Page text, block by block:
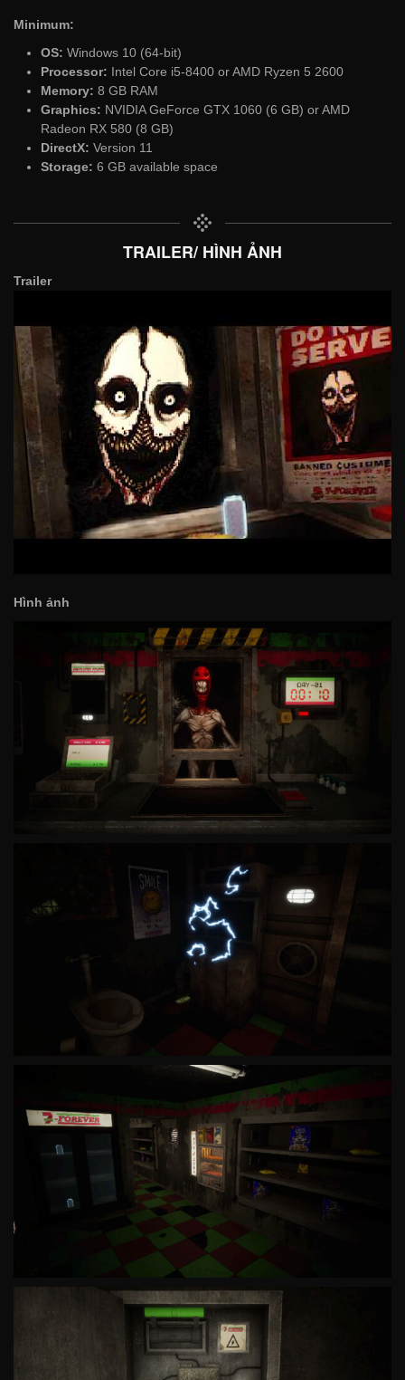
Minimum:
OS: Windows 10 (64-bit)
Processor: Intel Core i5-8400 or AMD Ryzen 5 2600
Memory: 8 GB RAM
Graphics: NVIDIA GeForce GTX 1060 (6 GB) or AMD
Radeon RX 580 (8 GB)
DirectX: Version 11
Storage: 6 GB available space
TRAILER/ HÌNH ẢNH
Trailer
Hình ảnh